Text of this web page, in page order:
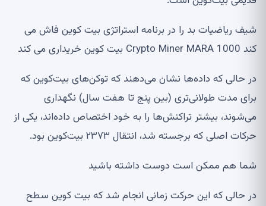
شیف ریاضیات بد را در برنامه استراتژی بیت کوین فاش می
کند Crypto Miner MARA 1000 بیت کوین خریداری می کند
در حالی که داده‌ها نشان می‌دهند که توکن‌های بیت‌کوین که
برای مدت طولانی‌تری (بین پنج تا هفت سال) نگهداری
می‌شوند، بیشتر تراکنش‌ها را به خود اختصاص داده‌اند، یکی از
حرکات اصلی که برجسته شد، انتقال ۲۳۷۳ بیت‌کوین بود.
شما هم ممکن است دوست داشته باشید
در حالی که این حرکت زمانی انجام شد که بیت کوین سطح